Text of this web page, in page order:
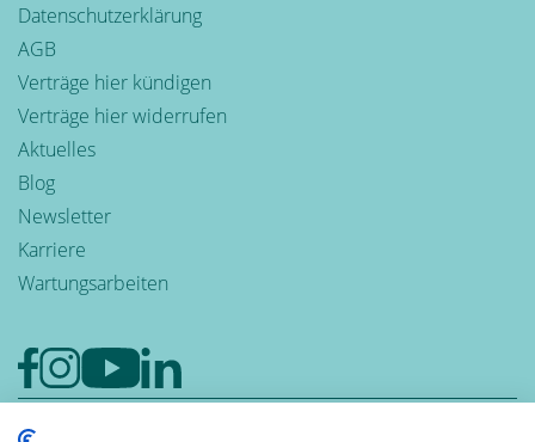
Datenschutzerklärung
AGB
Verträge hier kündigen
Verträge hier widerrufen
Aktuelles
Blog
Newsletter
Karriere
Wartungsarbeiten